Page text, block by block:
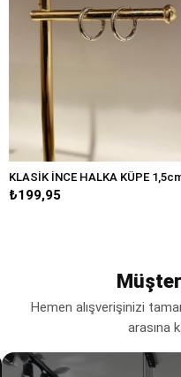
HALKA KÜPE 1,5cm TAŞLI
Hemen alışverişinizi
arasına